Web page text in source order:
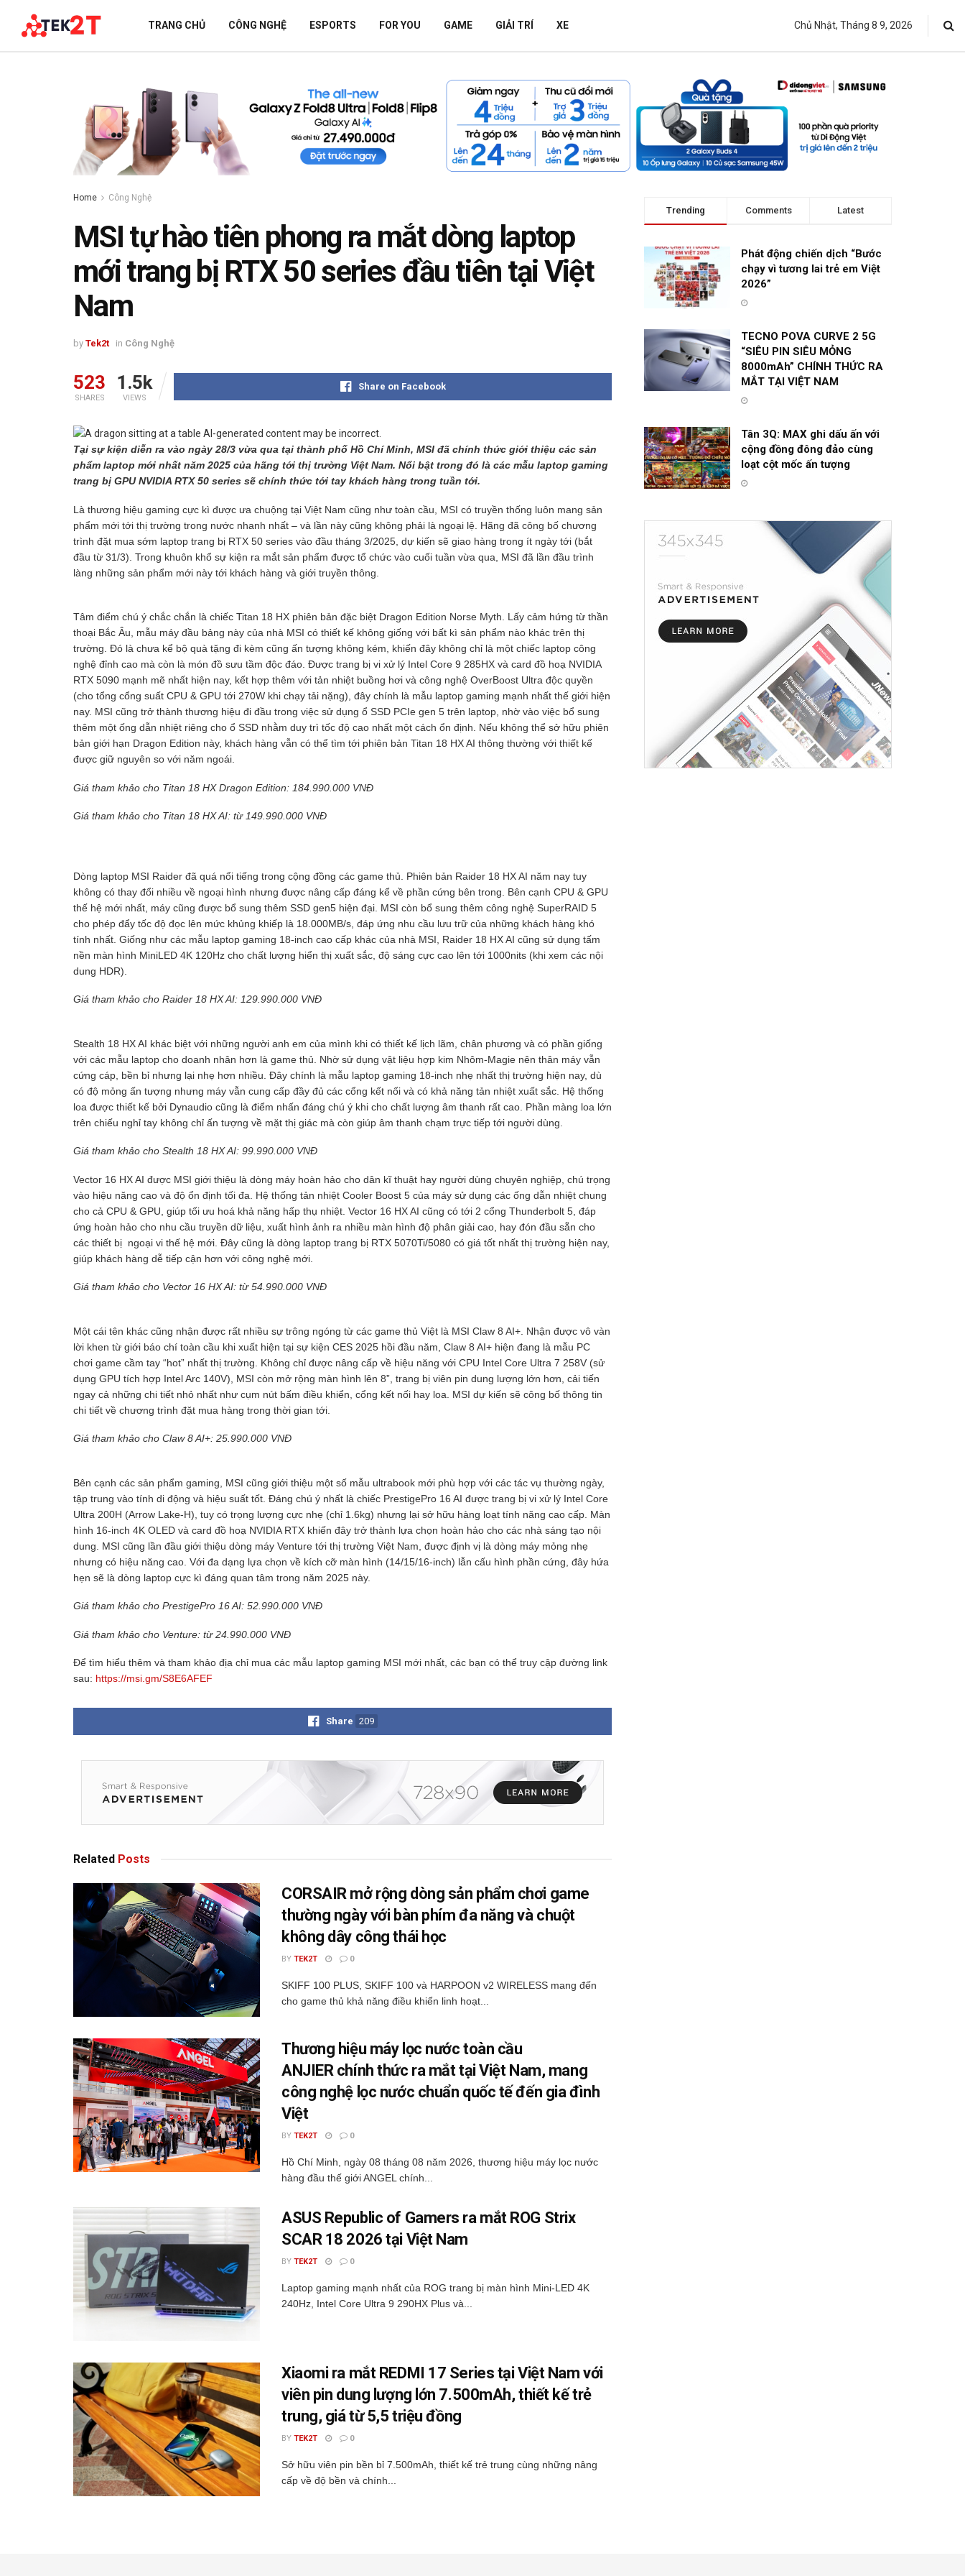
TRANG CHỦ CÔNG NGHỆ ESPORTS FOR YOU GAME GIẢI TRÍ XE Chủ Nhật, Tháng 8 9, 2026
Home Công Nghệ
MSI tự hào tiên phong ra mắt dòng laptop
mới trang bị RTX 50 series đầu tiên tại Việt
Nam
by Tek2t in Công Nghệ
523
SHARES
1.5k
VIEWS
Share on Facebook
Tại sự kiện diễn ra vào ngày 28/3 vừa qua tại thành phố Hồ Chí Minh, MSI đã chính thức giới thiệu các sản
phẩm laptop mới nhất năm 2025 của hãng tới thị trường Việt Nam. Nổi bật trong đó là các mẫu laptop gaming
trang bị GPU NVIDIA RTX 50 series sẽ chính thức tới tay khách hàng trong tuần tới.
Là thương hiệu gaming cực kì được ưa chuộng tại Việt Nam cũng như toàn cầu, MSI có truyền thống luôn mang sản
phẩm mới tới thị trường trong nước nhanh nhất – và lần này cũng không phải là ngoại lệ. Hãng đã công bố chương
trình đặt mua sớm laptop trang bị RTX 50 series vào đầu tháng 3/2025, dự kiến sẽ giao hàng trong ít ngày tới (bắt
đầu từ 31/3). Trong khuôn khổ sự kiện ra mắt sản phẩm được tổ chức vào cuối tuần vừa qua, MSI đã lần đầu trình
làng những sản phẩm mới này tới khách hàng và giới truyền thông.
Tâm điểm chú ý chắc chắn là chiếc Titan 18 HX phiên bản đặc biệt Dragon Edition Norse Myth. Lấy cảm hứng từ thần
thoại Bắc Âu, mẫu máy đầu bảng này của nhà MSI có thiết kế không giống với bất kì sản phẩm nào khác trên thị
trường. Đó là chưa kể bộ quà tặng đi kèm cũng ấn tượng không kém, khiến đây không chỉ là một chiếc laptop công
nghệ đỉnh cao mà còn là món đồ sưu tầm độc đáo. Được trang bị vi xử lý Intel Core 9 285HX và card đồ hoạ NVIDIA
RTX 5090 mạnh mẽ nhất hiện nay, kết hợp thêm với tản nhiệt buồng hơi và công nghệ OverBoost Ultra độc quyền
(cho tổng cổng suất CPU & GPU tới 270W khi chạy tải nặng), đây chính là mẫu laptop gaming mạnh nhất thế giới hiện
nay. MSI cũng trở thành thương hiệu đi đầu trong việc sử dụng ổ SSD PCIe gen 5 trên laptop, nhờ vào việc bổ sung
thêm một ống dẫn nhiệt riêng cho ổ SSD nhằm duy trì tốc độ cao nhất một cách ổn định. Nếu không thể sở hữu phiên
bản giới hạn Dragon Edition này, khách hàng vẫn có thể tìm tới phiên bản Titan 18 HX AI thông thường với thiết kế
được giữ nguyên so với năm ngoái.
Giá tham khảo cho Titan 18 HX Dragon Edition: 184.990.000 VNĐ
Giá tham khảo cho Titan 18 HX AI: từ 149.990.000 VNĐ
Dòng laptop MSI Raider đã quá nổi tiếng trong cộng đồng các game thủ. Phiên bản Raider 18 HX AI năm nay tuy
không có thay đổi nhiều về ngoại hình nhưng được nâng cấp đáng kể về phần cứng bên trong. Bên cạnh CPU & GPU
thế hệ mới nhất, máy cũng được bổ sung thêm SSD gen5 hiện đại. MSI còn bổ sung thêm công nghệ SuperRAID 5
cho phép đẩy tốc độ đọc lên mức khủng khiếp là 18.000MB/s, đáp ứng nhu cầu lưu trữ của những khách hàng khó
tính nhất. Giống như các mẫu laptop gaming 18-inch cao cấp khác của nhà MSI, Raider 18 HX AI cũng sử dụng tấm
nền màn hình MiniLED 4K 120Hz cho chất lượng hiển thị xuất sắc, độ sáng cực cao lên tới 1000nits (khi xem các nội
dung HDR).
Giá tham khảo cho Raider 18 HX AI: 129.990.000 VNĐ
Stealth 18 HX AI khác biệt với những người anh em của mình khi có thiết kế lịch lãm, chân phương và có phần giống
với các mẫu laptop cho doanh nhân hơn là game thủ. Nhờ sử dụng vật liệu hợp kim Nhôm-Magie nên thân máy vẫn
cứng cáp, bền bỉ nhưng lại nhẹ hơn nhiều. Đây chính là mẫu laptop gaming 18-inch nhẹ nhất thị trường hiện nay, dù
có độ mỏng ấn tượng nhưng máy vẫn cung cấp đầy đủ các cổng kết nối và có khả năng tản nhiệt xuất sắc. Hệ thống
loa được thiết kế bởi Dynaudio cũng là điểm nhấn đáng chú ý khi cho chất lượng âm thanh rất cao. Phần màng loa lớn
trên chiếu nghỉ tay không chỉ ấn tượng về mặt thị giác mà còn giúp âm thanh chạm trực tiếp tới người dùng.
Giá tham khảo cho Stealth 18 HX AI: 99.990.000 VNĐ
Vector 16 HX AI được MSI giới thiệu là dòng máy hoàn hảo cho dân kĩ thuật hay người dùng chuyên nghiệp, chú trọng
vào hiệu năng cao và độ ổn định tối đa. Hệ thống tản nhiệt Cooler Boost 5 của máy sử dụng các ống dẫn nhiệt chung
cho cả CPU & GPU, giúp tối ưu hoá khả năng hấp thụ nhiệt. Vector 16 HX AI cũng có tới 2 cổng Thunderbolt 5, đáp
ứng hoàn hảo cho nhu cầu truyền dữ liệu, xuất hình ảnh ra nhiều màn hình độ phân giải cao, hay đón đầu sẵn cho
các thiết bị ngoại vi thế hệ mới. Đây cũng là dòng laptop trang bị RTX 5070Ti/5080 có giá tốt nhất thị trường hiện nay,
giúp khách hàng dễ tiếp cận hơn với công nghệ mới.
Giá tham khảo cho Vector 16 HX AI: từ 54.990.000 VNĐ
Một cái tên khác cũng nhận được rất nhiều sự trông ngóng từ các game thủ Việt là MSI Claw 8 AI+. Nhận được vô vàn
lời khen từ giới báo chí toàn cầu khi xuất hiện tại sự kiện CES 2025 hồi đầu năm, Claw 8 AI+ hiện đang là mẫu PC
chơi game cầm tay “hot” nhất thị trường. Không chỉ được nâng cấp về hiệu năng với CPU Intel Core Ultra 7 258V (sử
dụng GPU tích hợp Intel Arc 140V), MSI còn mở rộng màn hình lên 8”, trang bị viên pin dung lượng lớn hơn, cải tiến
ngay cả những chi tiết nhỏ nhất như cụm nút bấm điều khiển, cổng kết nối hay loa. MSI dự kiến sẽ công bố thông tin
chi tiết về chương trình đặt mua hàng trong thời gian tới.
Giá tham khảo cho Claw 8 AI+: 25.990.000 VNĐ
Bên cạnh các sản phẩm gaming, MSI cũng giới thiệu một số mẫu ultrabook mới phù hợp với các tác vụ thường ngày,
tập trung vào tính di động và hiệu suất tốt. Đáng chú ý nhất là chiếc PrestigePro 16 AI được trang bị vi xử lý Intel Core
Ultra 200H (Arrow Lake-H), tuy có trọng lượng cực nhẹ (chỉ 1.6kg) nhưng lại sở hữu hàng loạt tính năng cao cấp. Màn
hình 16-inch 4K OLED và card đồ hoạ NVIDIA RTX khiến đây trở thành lựa chọn hoàn hảo cho các nhà sáng tạo nội
dung. MSI cũng lần đầu giới thiệu dòng máy Venture tới thị trường Việt Nam, được định vị là dòng máy mỏng nhẹ
nhưng có hiệu năng cao. Với đa dạng lựa chọn về kích cỡ màn hình (14/15/16-inch) lẫn cấu hình phần cứng, đây hứa
hẹn sẽ là dòng laptop cực kì đáng quan tâm trong năm 2025 này.
Giá tham khảo cho PrestigePro 16 AI: 52.990.000 VNĐ
Giá tham khảo cho Venture: từ 24.990.000 VNĐ
Để tìm hiểu thêm và tham khảo địa chỉ mua các mẫu laptop gaming MSI mới nhất, các bạn có thể truy cập đường link
sau: https://msi.gm/S8E6AFEF
Share 209
Related Posts
CORSAIR mở rộng dòng sản phẩm chơi game
thường ngày với bàn phím đa năng và chuột
không dây công thái học
BY TEK2T 0
SKIFF 100 PLUS, SKIFF 100 và HARPOON v2 WIRELESS mang đến
cho game thủ khả năng điều khiển linh hoạt...
Thương hiệu máy lọc nước toàn cầu
ANJIER chính thức ra mắt tại Việt Nam, mang
công nghệ lọc nước chuẩn quốc tế đến gia đình
Việt
BY TEK2T 0
Hồ Chí Minh, ngày 08 tháng 08 năm 2026, thương hiệu máy lọc nước
hàng đầu thế giới ANGEL chính...
ASUS Republic of Gamers ra mắt ROG Strix
SCAR 18 2026 tại Việt Nam
BY TEK2T 0
Laptop gaming mạnh nhất của ROG trang bị màn hình Mini-LED 4K
240Hz, Intel Core Ultra 9 290HX Plus và...
Xiaomi ra mắt REDMI 17 Series tại Việt Nam với
viên pin dung lượng lớn 7.500mAh, thiết kế trẻ
trung, giá từ 5,5 triệu đồng
BY TEK2T 0
Sở hữu viên pin bền bỉ 7.500mAh, thiết kế trẻ trung cùng những nâng
cấp về độ bền và chính...
Trending Comments Latest
Phát động chiến dịch “Bước
chạy vì tương lai trẻ em Việt
2026”
TECNO POVA CURVE 2 5G
“SIÊU PIN SIÊU MỎNG
8000mAh” CHÍNH THỨC RA
MẮT TẠI VIỆT NAM
Tân 3Q: MAX ghi dấu ấn với
cộng đồng đông đảo cùng
loạt cột mốc ấn tượng